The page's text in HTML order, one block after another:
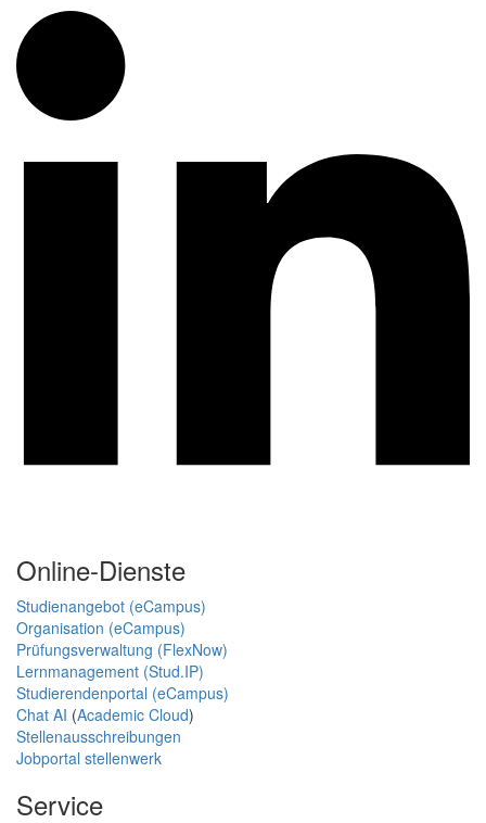
Online-Dienste
Studienangebot (eCampus)
Organisation (eCampus)
Prüfungsverwaltung (FlexNow)
Lernmanagement (Stud.IP)
Studierendenportal (eCampus)
Chat AI (Academic Cloud)
Stellenausschreibungen
Jobportal stellenwerk
Service